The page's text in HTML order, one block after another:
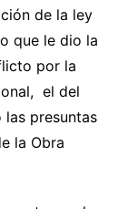
de la ley
que le dio la
por la
el del
las presuntas
la Obra